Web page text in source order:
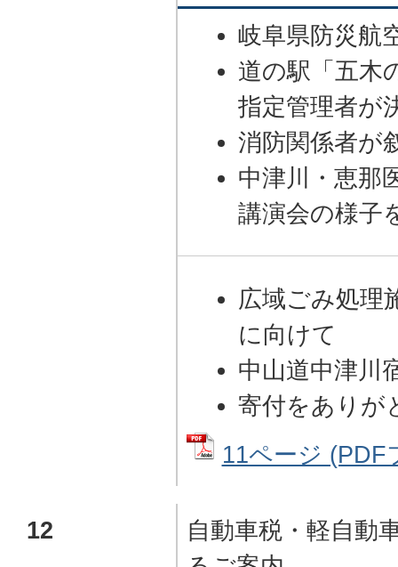
岐阜県防災航
道の駅「五木
指定管理者が
消防関係者が
中津川・恵那
講演会の様子
広域ごみ処理
に向けて
中山道中津川
寄付をありが
11ページ (PDF
12
自動車税・軽自動